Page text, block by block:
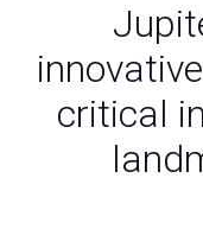
critical